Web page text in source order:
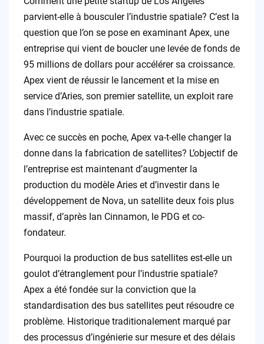
parvient-elle à bousculer l’industrie spatiale? C’est la
question que l’on se pose en examinant Apex, une
entreprise qui vient de boucler une levée de fonds de
95 millions de dollars pour accélérer sa croissance.
Apex vient de réussir le lancement et la mise en
service d’Aries, son premier satellite, un exploit rare
dans l’industrie spatiale.
Avec ce succès en poche, Apex va-t-elle changer la
donne dans la fabrication de satellites? L’objectif de
l’entreprise est maintenant d’augmenter la
production du modèle Aries et d’investir dans le
développement de Nova, un satellite deux fois plus
massif, d’après Ian Cinnamon, le PDG et co-
fondateur.
Pourquoi la production de bus satellites est-elle un
goulot d’étranglement pour l’industrie spatiale?
Apex a été fondée sur la conviction que la
standardisation des bus satellites peut résoudre ce
problème. Historique traditionalement marqué par
des processus d’ingénierie sur mesure et des délais